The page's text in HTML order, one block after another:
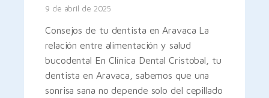
9 de abril de 2025
Consejos de tu dentista en Aravaca La
relación entre alimentación y salud
bucodental En Clínica Dental Cristobal, tu
dentista en Aravaca, sabemos que una
sonrisa sana no depende solo del cepillado